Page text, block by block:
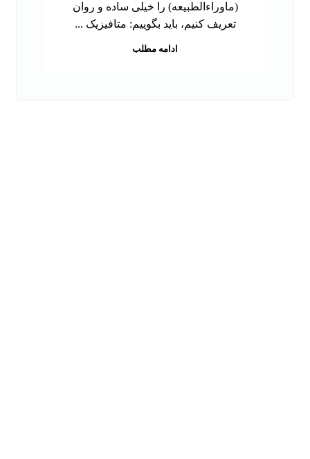
(ماوراءالطبیعه) را خیلی ساده و روان
تعریف کنیم، باید بگوییم: متافیزیک ...
ادامه مطلب